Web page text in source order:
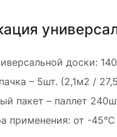
доски:
– 5шт. (2,1м2 /
пакет – паллет
применения: от -